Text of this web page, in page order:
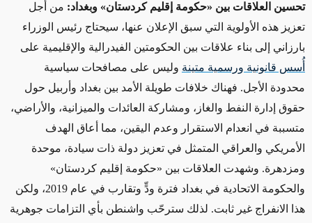
تحسين العلاقات بين «حكومة إقليم كردستان» وبغداد: من أجل
تعزيز هذه الأولوية التي سبق الإعلان عنها، سيحتاج رئيس الوزراء
بارزاني إلى بناء علاقات بين الحكومتين الفيدرالية والإقليمية على
أُسس قانونية ورسمية متينة وليس على مصافحات سياسية
محدودة الأجل. فهناك خلافات طويلة الأمد بين بغداد وأربيل حول
حقوق إدارة النفط والغاز، ومشاركة العائدات والميزانية، والأراضي،
متسببة في انعدام الاستقرار وعدم اليقين، مما أعاق الهدف
الأمريكي والعراقي المتمثل في تعزيز دولة ذات سيادة، موحدة
ومزدهرة. وشهدت العلاقات بين «حكومة إقليم كردستان»
والحكومة الاتحادية في بغداد فترة ودٍّ وتقارب في عام 2019، ولكن
هذا الانفراج غير ثابت. لذلك سترحّب واشنطن بأي التزامات جوهرية